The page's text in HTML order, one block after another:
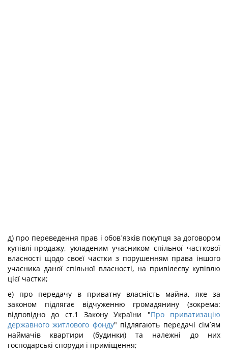
д) про переведення прав і обов´язків покупця за договором
купівлі-продажу, укладеним учасником спільної часткової
власності щодо своєї частки з порушенням права іншого
учасника даної спільної власності, на привілеєву купівлю
цієї частки;
е) про передачу в приватну власність майна, яке за
законом підлягає відчуженню громадянину (зокрема:
відповідно до ст.1 Закону України "Про приватизацію
державного житлового фонду" підлягають передачі сім´ям
наймачів квартири (будинки) та належні до них
господарські споруди і приміщення;